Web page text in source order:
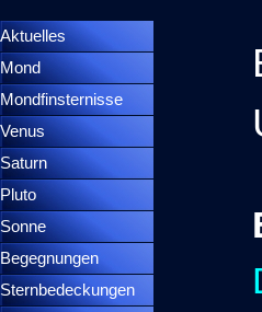
Aktuelles
Mond
Mondfinsternisse
Venus
Saturn
Pluto
Sonne
Begegnungen
Sternbedeckungen